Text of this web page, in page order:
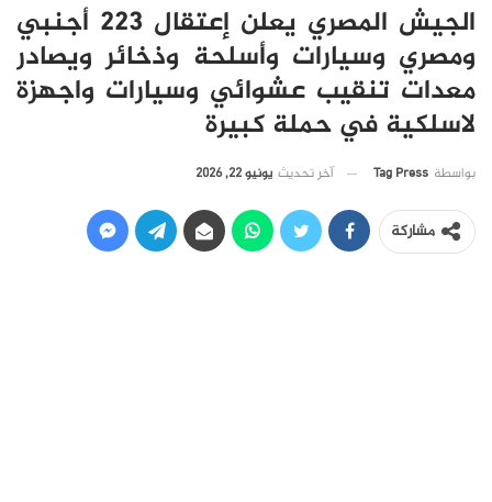
الجيش المصري يعلن إعتقال 223 أجنبي
ومصري وسيارات وأسلحة وذخائر ويصادر
معدات تنقيب عشوائي وسيارات واجهزة
لاسلكية في حملة كبيرة
بواسطة Tag Press آخر تحديث يونيو 22, 2026
مشاركة